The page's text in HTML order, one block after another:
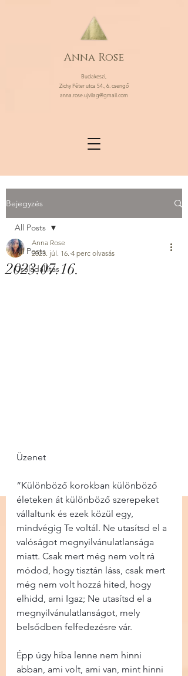
Anna Rose
Budakeszi,
Zichy Péter utca 54., 6. csengő
anna.rose.ujvilag@gmail.com
Bejegyzés
All Posts
Családállítás
All Posts
2023.07.16.
Anna Rose
2023. júl. 16. 4 perc olvasás
Üzenet
“Különböző korokban különböző
életeken át különböző szerepeket
vállaltunk és ezek közül egy,
mindvégig Te voltál. Ne utasítsd el a
valóságot megnyilvánulatlansága
miatt. Csak mert még nem volt rá
módod, hogy tisztán láss, csak mert
még nem volt hozzá hited, hogy
elhidd, ami Igaz; Ne utasítsd el a
megnyilvánulatlanságot, mely
belsődben felfedezésre vár.
Épp úgy hiba lenne nem hinni
abban, ami volt, ami van, mint hinni